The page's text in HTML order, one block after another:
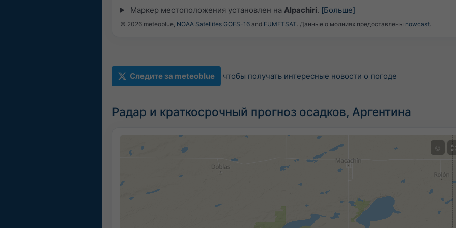
Маркер местоположения установлен на Alpachiri. [Больше]
© 2026 meteoblue, NOAA Satellites GOES-16 and EUMETSAT. Данные о молниях предоставлены nowcast.
Следите за meteoblue чтобы получать интересные новости о погоде
Радар и краткосрочный прогноз осадков, Аргентина
©